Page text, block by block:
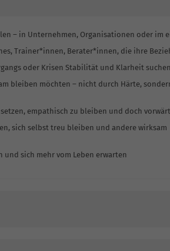
– in Unternehmen, Organisationen oder im
Trainer*innen, Berater*innen, die ihre
oder Krisen Stabilität und Klarheit suchen
bleiben möchten – nicht durch Härte,
empathisch zu bleiben und doch
sich selbst treu bleiben und andere wirksam
und sich mehr vom Leben erwarten